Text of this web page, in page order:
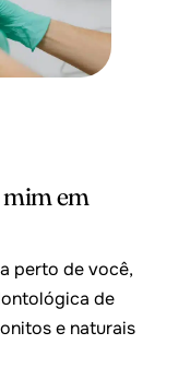
em
perto de você,
de
e naturais